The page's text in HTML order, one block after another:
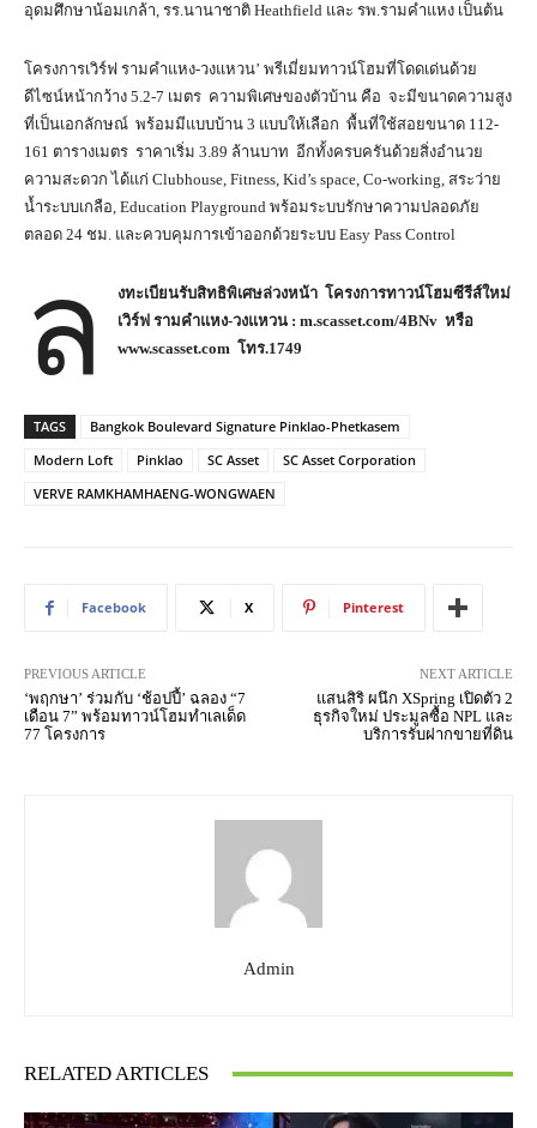
อุดมศึกษาน้อมเกล้า, รร.นานาชาติ Heathfield และ รพ.รามคำแหง เป็นต้น
โครงการเวิร์ฟ รามคำแหง-วงแหวน’ พรีเมี่ยมทาวน์โฮมที่โดดเด่นด้วย
ดีไซน์หน้ากว้าง 5.2-7 เมตร ความพิเศษของตัวบ้าน คือ จะมีขนาดความสูง
ที่เป็นเอกลักษณ์ พร้อมมีแบบบ้าน 3 แบบให้เลือก พื้นที่ใช้สอยขนาด 112-
161 ตารางเมตร ราคาเริ่ม 3.89 ล้านบาท อีกทั้งครบครันด้วยสิ่งอำนวย
ความสะดวก ได้แก่ Clubhouse, Fitness, Kid’s space, Co-working, สระว่าย
น้ำระบบเกลือ, Education Playground พร้อมระบบรักษาความปลอดภัย
ตลอด 24 ชม. และควบคุมการเข้าออกด้วยระบบ Easy Pass Control
ล
งทะเบียนรับสิทธิพิเศษล่วงหน้า โครงการทาวน์โฮมซีรีส์ใหม่
เวิร์ฟ รามคำแหง-วงแหวน : m.scasset.com/4BNv หรือ
www.scasset.com โทร.1749
TAGS
Bangkok Boulevard Signature Pinklao-Phetkasem
Modern Loft
Pinklao SC Asset
SC Asset Corporation
VERVE RAMKHAMHAENG-WONGWAEN
Facebook X Pinterest
PREVIOUS ARTICLE
‘พฤกษา’ ร่วมกับ ‘ช้อปปี้’ ฉลอง “7
เดือน 7” พร้อมทาวน์โฮมทำเลเด็ด
77 โครงการ
NEXT ARTICLE
แสนสิริ ผนึก XSpring เปิดตัว 2
ธุรกิจใหม่ ประมูลซื้อ NPL และ
บริการรับฝากขายที่ดิน
Admin
RELATED ARTICLES